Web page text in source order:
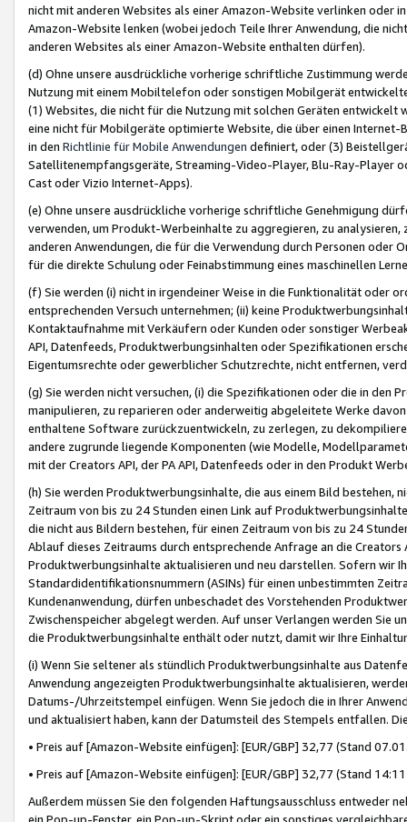
nicht mit anderen Websites als einer Amazon-Website verlinken oder
Amazon-Website lenken (wobei jedoch Teile Ihrer Anwendung, die
anderen Websites als einer Amazon-Website enthalten dürfen).
(d) Ohne unsere ausdrückliche vorherige schriftliche Zustimmung
Nutzung mit einem Mobiltelefon oder sonstigen Mobilgerät
(1) Websites, die nicht für die Nutzung mit solchen Geräten
eine nicht für Mobilgeräte optimierte Website, die über einen
in den Richtlinie für Mobile Anwendungen definiert, oder (3)
Satellitenempfangsgeräte, Streaming-Video-Player, Blu-Ray-Player
Cast oder Vizio Internet-Apps).
(e) Ohne unsere ausdrückliche vorherige schriftliche Genehmigung
verwenden, um Produkt-Werbeinhalte zu aggregieren, zu
anderen Anwendungen, die für die Verwendung durch Personen
für die direkte Schulung oder Feinabstimmung eines maschinellen
(f) Sie werden (i) nicht in irgendeiner Weise in die Funktionalität oder
entsprechenden Versuch unternehmen; (ii) keine
Kontaktaufnahme mit Verkäufern oder Kunden oder sonstiger
API, Datenfeeds, Produktwerbungsinhalten oder Spezifikationen
Eigentumsrechte oder gewerblicher Schutzrechte, nicht entfernen,
(g) Sie werden nicht versuchen, (i) die Spezifikationen oder die in
manipulieren, zu reparieren oder anderweitig abgeleitete Werke
enthaltene Software zurückzuentwickeln, zu zerlegen, zu
andere zugrunde liegende Komponenten (wie Modelle,
mit der Creators API, der PA API, Datenfeeds oder in den Produkt
(h) Sie werden Produktwerbungsinhalte, die aus einem Bild bestehen,
Zeitraum von bis zu 24 Stunden einen Link auf
die nicht aus Bildern bestehen, für einen Zeitraum von bis zu 24
Ablauf dieses Zeitraums durch entsprechende Anfrage an die
Produktwerbungsinhalte aktualisieren und neu darstellen. Sofern wir
Standardidentifikationsnummern (ASINs) für einen unbestimmten
Kundenanwendung, dürfen unbeschadet des Vorstehenden
Zwischenspeicher abgelegt werden. Auf unser Verlangen werden Sie
die Produktwerbungsinhalte enthält oder nutzt, damit wir Ihre
(i) Wenn Sie seltener als stündlich Produktwerbungsinhalte aus
Anwendung angezeigten Produktwerbungsinhalte aktualisieren,
Datums-/Uhrzeitstempel einfügen. Wenn Sie jedoch die in Ihrer
und aktualisiert haben, kann der Datumsteil des Stempels entfallen.
• Preis auf [Amazon-Website einfügen]: [EUR/GBP] 32,77 (Stand
• Preis auf [Amazon-Website einfügen]: [EUR/GBP] 32,77 (Stand
Außerdem müssen Sie den folgenden Haftungsausschluss entweder
ein Pop-up-Fenster, ein Pop-up-Skript oder ein sonstiges